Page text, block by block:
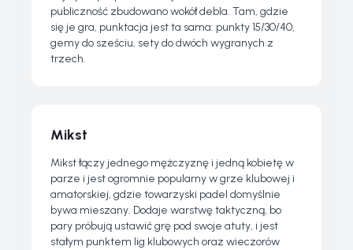
publiczność zbudowano wokół debla. Tam, gdzie
się je gra, punktacja jest ta sama: punkty 15/30/40,
gemy do sześciu, sety do dwóch wygranych z
trzech.
Mikst
Mikst łączy jednego mężczyznę i jedną kobietę w
parze i jest ogromnie popularny w grze klubowej i
amatorskiej, gdzie towarzyski padel domyślnie
bywa mieszany. Dodaje warstwę taktyczną, bo
pary próbują ustawić grę pod swoje atuty, i jest
stałym punktem lig klubowych oraz wieczorów